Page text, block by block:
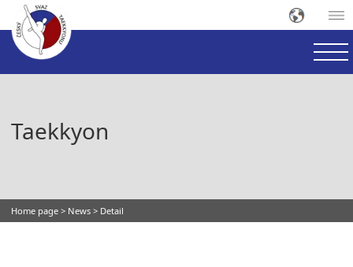
Taekkyon
Home page > News > Detail